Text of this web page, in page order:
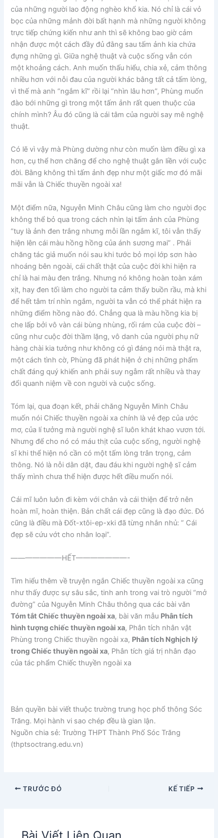
của những người lao động nghèo khổ kia. Nó chỉ là cái vỏ
bọc của những mảnh đời bất hạnh mà những người không
trực tiếp chứng kiến như anh thì sẽ không bao giờ cảm
nhận được một cách đầy đủ đằng sau tấm ảnh kia chứa
đựng những gì. Giữa nghệ thuật và cuộc sống vẫn cón
một khoảng cách. Anh muốn thấu hiểu, chia xẻ, cảm thông
nhiều hơn với nỗi đau của người khác bằng tất cả tấm lòng,
vì thế mà anh “ngắm kĩ” rồi lại “nhìn lâu hơn”, Phùng muốn
đào bới những gì trong một tấm ảnh rất quen thuộc của
chính mình? Âu đó cũng là cái tâm của người say mê nghệ
thuật.
Có lẽ vì vậy mà Phùng dường như còn muốn làm điều gì xa
hơn, cụ thể hơn chăng để cho nghệ thuật gắn liền với cuộc
đời. Bằng không thì tấm ảnh đẹp như một giấc mơ đó mãi
mãi vẫn là Chiếc thuyền ngoài xa!
Một điểm nữa, Nguyễn Minh Châu cũng làm cho người đọc
không thể bỏ qua trong cách nhìn lại tấm ảnh của Phùng
“tuy là ảnh đen trắng nhưng mỗi lần ngắm kĩ, tôi vẫn thấy
hiện lên cái màu hồng hồng của ánh sương mai” . Phải
chăng tác giả muốn nói sau khi tước bỏ mọi lớp sơn hào
nhoáng bên ngoài, cái chất thật của cuộc đời khi hiện ra
chỉ là hai màu đen trắng. Nhưng nó không hoàn toàn xám
xịt, hay đen tối làm cho người ta cảm thấy buồn rầu, mà khi
để hết tâm trí nhìn ngắm, người ta vẫn có thể phát hiện ra
những điểm hồng nào đó. Chẳng qua là màu hồng kia bị
che lấp bởi vô vàn cái bùng nhùng, rối rám của cuộc đời –
cũng như cuộc đời thầm lặng, vô danh của người phụ nữ
hàng chài kia tưởng như không có gì đáng nói mà thật ra,
một cách tình cờ, Phùng đã phát hiện ở chị những phẩm
chất đáng quý khiến anh phải suy ngẫm rất nhiều và thay
đổi quanh niệm về con người và cuộc sống.
Tóm lại, qua đoạn kết, phải chăng Nguyễn Minh Châu
muốn nói Chiếc thuyền ngoài xa chính là vẻ đẹp của ước
mơ, của lí tưởng mà người nghệ sĩ luôn khát khao vươn tới.
Nhưng để cho nó có máu thịt của cuộc sống, người nghệ
sĩ khi thể hiện nó cần có một tấm lòng trân trọng, cảm
thông. Nó là nỗi dằn dặt, đau đáu khi người nghệ sĩ cảm
thấy mình chưa thể hiện được hết điều muốn nói.
Cái mĩ luôn luôn đi kèm với chân và cái thiện để trở nên
hoàn mĩ, hoàn thiện. Bản chất cái đẹp cũng là đạo đức. Đó
cũng là điều mà Đốt-xtôi-ep-xki đã từng nhắn nhủ: ” Cái
đẹp sẽ cứu vớt cho nhân loại”.
———————HẾT———————-
Tìm hiểu thêm về truyện ngắn Chiếc thuyền ngoài xa cũng
như thấy được sự sâu sắc, tinh anh trong vai trò người “mở
đường” của Nguyễn Minh Châu thông qua các bài văn
Tóm tắt Chiếc thuyền ngoài xa, bài văn mẫu Phân tích
hình tượng chiếc thuyền ngoài xa, Phân tích nhân vật
Phùng trong Chiếc thuyền ngoài xa, Phân tích Nghịch lý
trong Chiếc thuyền ngoài xa, Phân tích giá trị nhân đạo
của tác phẩm Chiếc thuyền ngoài xa
Bản quyền bài viết thuộc trường trung học phổ thông Sóc
Trăng. Mọi hành vi sao chép đều là gian lận.
Nguồn chia sẻ: Trường THPT Thành Phố Sóc Trăng
(thptsoctrang.edu.vn)
TRƯỚC ĐÓ KẾ TIẾP